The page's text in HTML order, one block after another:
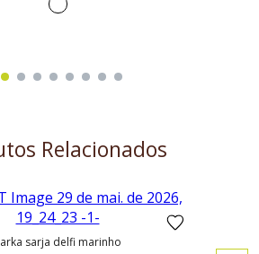
Relacionados
parka sarja delfi marinho